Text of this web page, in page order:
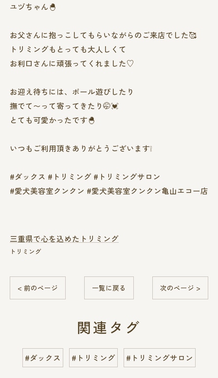
ユヅちゃん🐣
お父さんに抱っこしてもらいながらのご来店でした🥰
トリミングもとっても大人しくて
お利口さんに頑張ってくれました♡
お迎え待ちには、ボール遊びしたり
撫でて〜って寄ってきたり🤭💓
とても可愛かったです🐣
いつもご利用頂きありがとうございます❕
#ダックス #トリミング #トリミングサロン
#愛犬美容室クンクン #愛犬美容室クンクン亀山エコー店
三重県で心を込めたトリミング
トリミング
< 前のページ 一覧に戻る 次のページ >
関連タグ
#ダックス #トリミング #トリミングサロン